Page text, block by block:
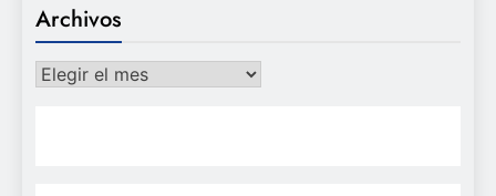
Archivos
Archivos